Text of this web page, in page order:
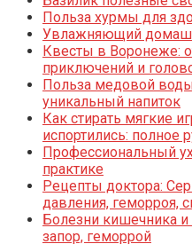
Польза хурмы для
Увлажняющий
Квесты в Воронеже:
приключений и
Польза медовой
уникальный напиток
Как стирать мягкие
испортились: полное
Профессиональный
практике
Рецепты доктора:
давления, геморроя,
Болезни кишечника
запор, геморрой